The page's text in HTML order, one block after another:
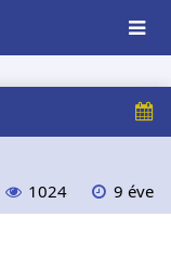
1024 9 éve